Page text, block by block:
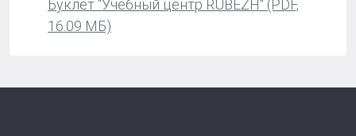
Буклет "Учебный центр RUBEZH" (PDF,
16.09 МБ)